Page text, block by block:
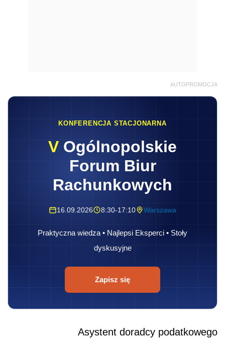
AUTOPROMOCJA
KONFERENCJA STACJONARNA
V Ogólnopolskie
Forum Biur
Rachunkowych
16.09.2026 8:30-17:10 Warszawa
Praktyczna wiedza • Najlepsi Eksperci • Stoły
dyskusyjne
Zapisz się
Asystent doradcy podatkowego